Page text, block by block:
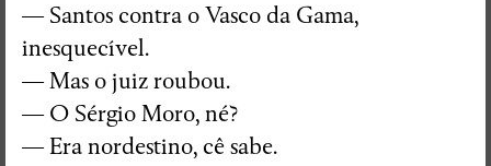
— Santos contra o Vasco da Gama,
inesquecível.
— Mas o juiz roubou.
— O Sérgio Moro, né?
— Era nordestino, cê sabe.